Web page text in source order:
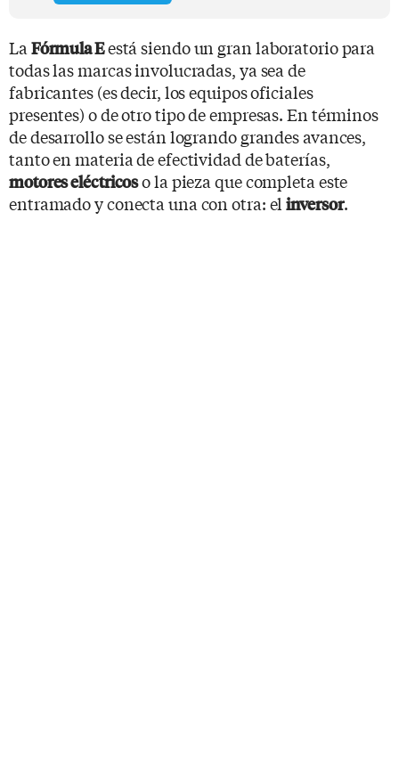
La Fórmula Eestá siendo un gran laboratorio para
todas las marcas involucradas, ya sea de
fabricantes (es decir, los equipos oficiales
presentes) o de otro tipo de empresas. En términos
de desarrollo se están logrando grandes avances,
tanto en materia de efectividad de baterías,
motores eléctricoso la pieza que completa este
entramado y conecta una con otra: elinversor.